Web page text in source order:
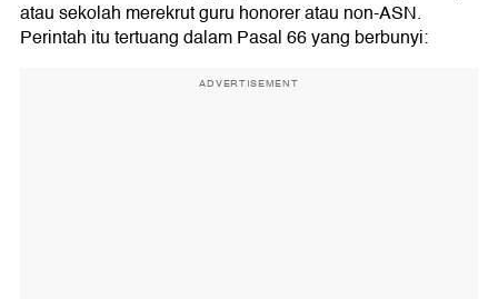
atau sekolah merekrut guru honorer atau non-ASN.
Perintah itu tertuang dalam Pasal 66 yang berbunyi:
ADVERTISEMENT